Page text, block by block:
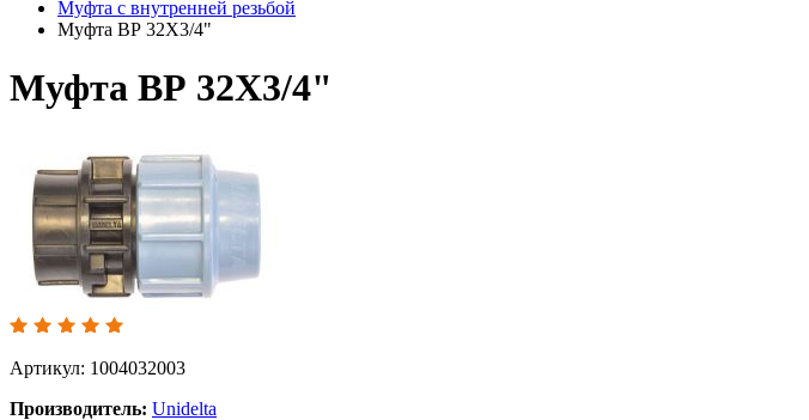
Муфта с внутренней резьбой
Муфта ВР 32Х3/4"
Муфта ВР 32Х3/4"
Артикул: 1004032003
Производитель: Unidelta